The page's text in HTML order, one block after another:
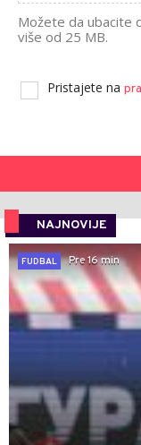
Možete da ubacite
više od 25 MB.
Pristajete na
NAJNOVIJE
FUDBAL
Pre 16 min